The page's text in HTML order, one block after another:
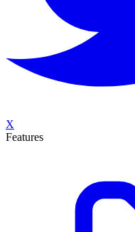
X
Features